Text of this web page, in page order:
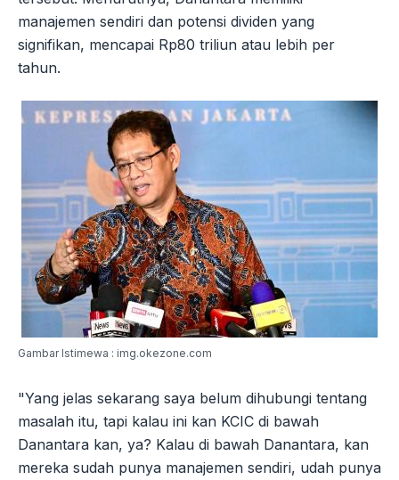
manajemen sendiri dan potensi dividen yang
signifikan, mencapai Rp80 triliun atau lebih per
tahun.
Gambar Istimewa : img.okezone.com
"Yang jelas sekarang saya belum dihubungi tentang
masalah itu, tapi kalau ini kan KCIC di bawah
Danantara kan, ya? Kalau di bawah Danantara, kan
mereka sudah punya manajemen sendiri, udah punya